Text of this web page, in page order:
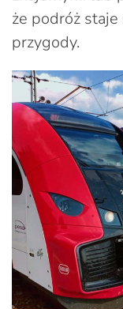
że podróż staje
przygody.